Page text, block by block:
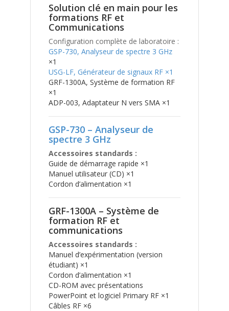
Solution clé en main pour les
formations RF et
Communications
Configuration complète de laboratoire :
GSP-730, Analyseur de spectre 3 GHz
×1
USG-LF, Générateur de signaux RF ×1
GRF-1300A, Système de formation RF
×1
ADP-003, Adaptateur N vers SMA ×1
GSP-730 – Analyseur de
spectre 3 GHz
Accessoires standards :
Guide de démarrage rapide ×1
Manuel utilisateur (CD) ×1
Cordon d’alimentation ×1
GRF-1300A – Système de
formation RF et
communications
Accessoires standards :
Manuel d’expérimentation (version
étudiant) ×1
Cordon d’alimentation ×1
CD-ROM avec présentations
PowerPoint et logiciel Primary RF ×1
Câbles RF ×6